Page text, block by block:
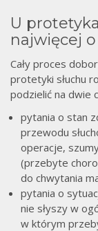
U
najwięcej
Cały proces
protetyki słuchu
podzielić na dwie
pytania o stan
przewodu
operacje,
(przebyte
do chwytania
pytania o
nie słyszy w
w którym